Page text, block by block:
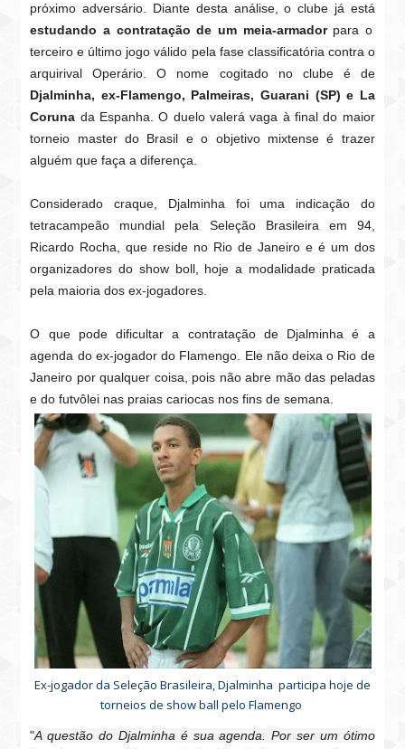
próximo adversário. Diante desta análise, o clube já está
estudando a contratação de um meia-armadorpara o
terceiro e último jogo válido pela fase classificatória contra o
arquirival Operário. O nome cogitado no clube é de
Djalminha, ex-Flamengo, Palmeiras, Guarani (SP) e La
Coruna da Espanha. O duelo valerá vaga à final do maior
torneio master do Brasil e o objetivo mixtense é trazer
alguém que faça a diferença.
Considerado craque, Djalminha foi uma indicação do
tetracampeão mundial pela Seleção Brasileira em 94,
Ricardo Rocha, que reside no Rio de Janeiro e é um dos
organizadores do show boll, hoje a modalidade praticada
pela maioria dos ex-jogadores.
O que pode dificultar a contratação de Djalminha é a
agenda do ex-jogador do Flamengo. Ele não deixa o Rio de
Janeiro por qualquer coisa, pois não abre mão das peladas
e do futvôlei nas praias cariocas nos fins de semana.
Ex-jogador da Seleção Brasileira, Djalminha participa hoje de
torneios de show ball pelo Flamengo
"A questão do Djalminha é sua agenda. Por ser um ótimo